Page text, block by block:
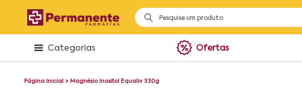
Categorias Ofertas
Página Inicial > Magnésio Inositol Equaliv 330g